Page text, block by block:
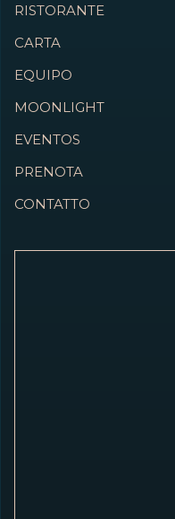
RISTORANTE
CARTA
EQUIPO
MOONLIGHT
EVENTOS
PRENOTA
CONTATTO